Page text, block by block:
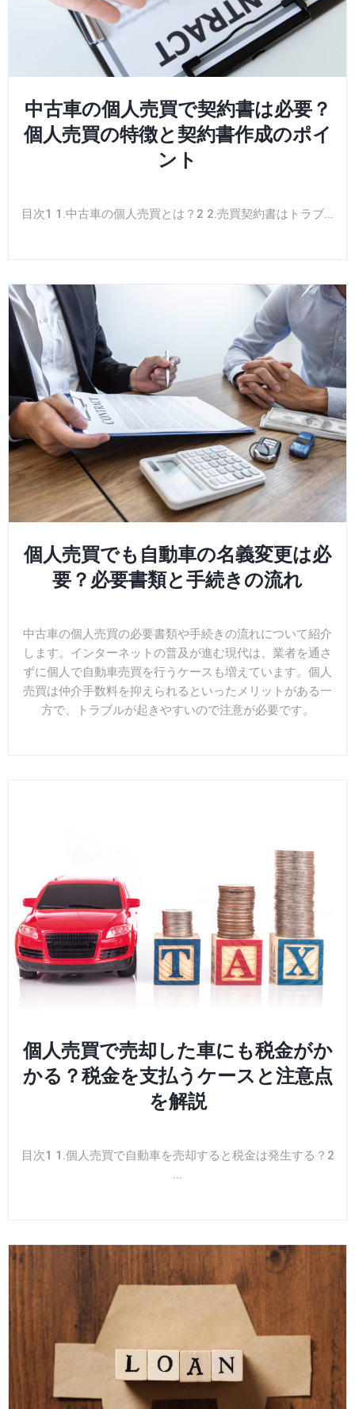
中古車の個人売買で契約書は必要？
個人売買の特徴と契約書作成のポイ
ント
目次1 1.中古車の個人売買とは？2 2.売買契約書はトラブ...
個人売買でも自動車の名義変更は必
要？必要書類と手続きの流れ
中古車の個人売買の必要書類や手続きの流れについて紹介
します。インターネットの普及が進む現代は、業者を通さ
ずに個人で自動車売買を行うケースも増えています。個人
売買は仲介手数料を抑えられるといったメリットがある一
方で、トラブルが起きやすいので注意が必要です。
個人売買で売却した車にも税金がか
かる？税金を支払うケースと注意点
を解説
目次1 1.個人売買で自動車を売却すると税金は発生する？2
...